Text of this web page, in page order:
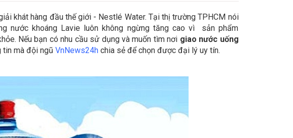
khát hàng đầu thế giới - Nestlé Water. Tại thị trường TPHCM nói
nước khoáng Lavie luôn không ngừng tăng cao vì sản phẩm
Nếu bạn có nhu cầu sử dụng và muốn tìm nơi giao nước uống
tin mà đội ngũ VnNews24h chia sẻ để chọn được đại lý uy tín.